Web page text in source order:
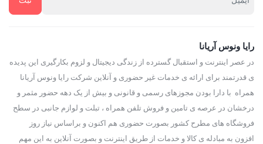
رایا ونوس آریانا
در عصر اینترنت و استقبال گسترده از زندگی دیجیتال و لزوم بکارگیری این پدیده
ی قدرتمند برای ارائه ی خدمات غیر حضوری و آنلاین شرکت رایا ونوس آریانا
همراه با دارا بودن مجوزهای رسمی و قانونی و بیش از یک دهه حضور مثمر و
درخشان در عرصه ی تامین و فروش تلفن همراه ، تبلت و لوازم جانبی در سطح
فروشگاه های مطرح کشور بصورت حضوری هم اکنون و براساس نیاز روز
افزون به مبادله ی کالا و خدمات از طریق اینترنت و بصورت آنلاین به این مهم